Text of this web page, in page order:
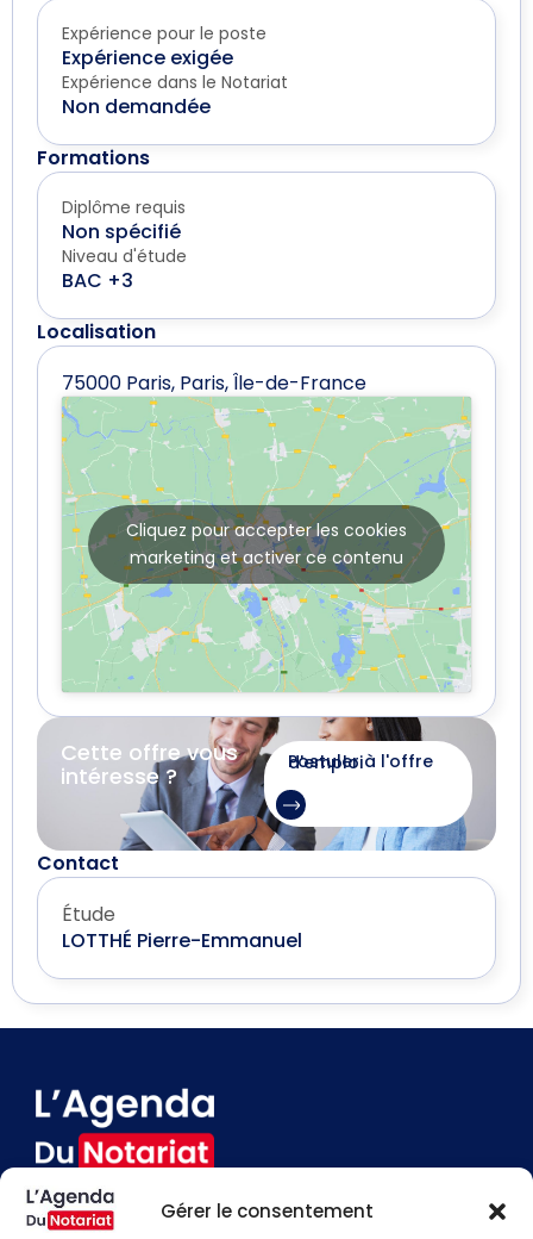
Gérer le consentement
Expérience pour le poste
Expérience exigée
Expérience dans le Notariat
Non demandée
Formations
Diplôme requis
Non spécifié
Niveau d'étude
BAC +3
Localisation
75000 Paris, Paris, Île-de-France
Cliquez pour accepter les cookies
marketing et activer ce contenu
Cette offre vous
intéresse ?
Postuler à l'offre d'emploi
Contact
Étude
LOTTHÉ Pierre-Emmanuel